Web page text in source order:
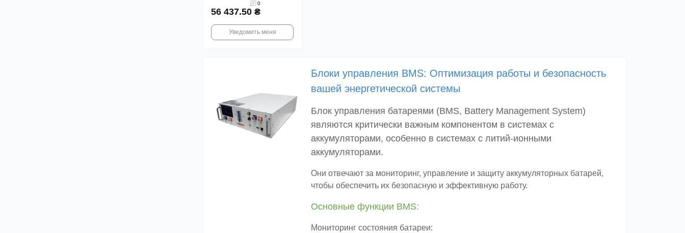
0
56 437.50 ₴
Уведомить меня
Блоки управления BMS: Оптимизация работы и безопасность
вашей энергетической системы
Блок управления батареями (BMS, Battery Management System)
являются критически важным компонентом в системах с
аккумуляторами, особенно в системах с литий-ионными
аккумуляторами.
Они отвечают за мониторинг, управление и защиту аккумуляторных батарей,
чтобы обеспечить их безопасную и эффективную работу.
Основные функции BMS:
Мониторинг состояния батареи: